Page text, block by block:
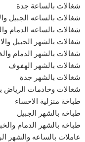
شغالات بالساعة جدة
شغالات بالساعه الجبيل
شغالات بالساعه الدمام
شغالات بالشهر الجبيل
شغالات بالشهر الدمام
شغالات بالشهر الهفوف
شغالات بالشهر جدة
شغالات وخادمات الرياض
طباخة منزلية الاحساء
طباخه بالشهر الجبيل
طباخه بالشهر الدمام
عاملات بالساعه والشهر